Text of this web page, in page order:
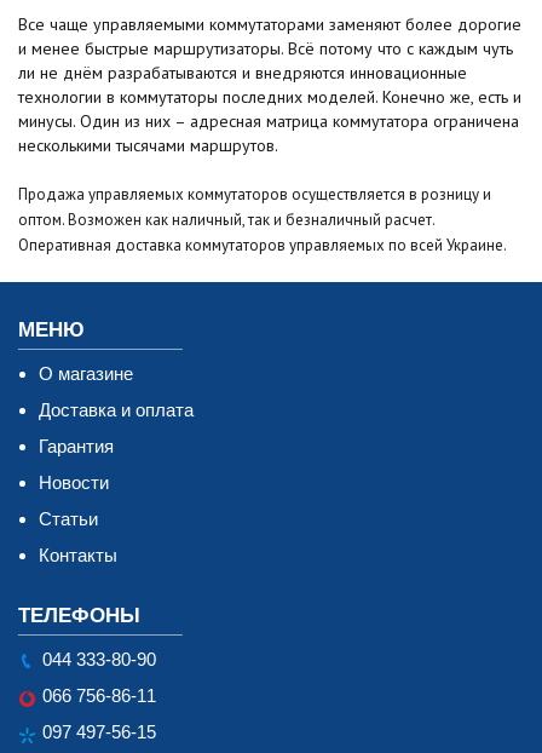
Все чаще управляемыми коммутаторами заменяют более дорогие
и менее быстрые маршрутизаторы. Всё потому что с каждым чуть
ли не днём разрабатываются и внедряются инновационные
технологии в коммутаторы последних моделей. Конечно же, есть и
минусы. Один из них – адресная матрица коммутатора ограничена
несколькими тысячами маршрутов.
Продажа управляемых коммутаторов осуществляется в розницу и
оптом. Возможен как наличный, так и безналичный расчет.
Оперативная доставка коммутаторов управляемых по всей Украине.
МЕНЮ
О магазине
Доставка и оплата
Гарантия
Новости
Статьи
Контакты
ТЕЛЕФОНЫ
044 333-80-90
066 756-86-11
097 497-56-15